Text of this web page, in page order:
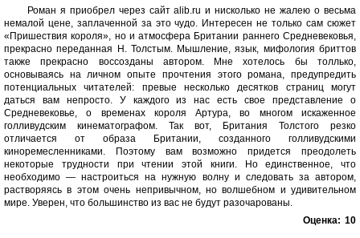
Роман я приобрел через сайт alib.ru и нисколько не жалею о весьма
немалой цене, заплаченной за это чудо. Интересен не только сам сюжет
«Пришествия короля», но и атмосфера Британии раннего Средневековья,
прекрасно переданная Н. Толстым. Мышление, язык, мифология бриттов
также прекрасно воссозданы автором. Мне хотелось бы толлько,
основываясь на личном опыте прочтения этого романа, предупредить
потенциальных читателей: превые несколько десятков страниц могут
даться вам непросто. У каждого из нас есть свое представление о
Средневековье, о временах короля Артура, во многом искаженное
голливудским кинематографом. Так вот, Британия Толстого резко
отличается от образа Британии, созданного голливудскими
киноремесленниками. Поэтому вам возможно придется преодолеть
некоторые трудности при чтении этой книги. Но единственное, что
необходимо — настроиться на нужную волну и следовать за автором,
растворяясь в этом очень непривычном, но волшебном и удивительном
мире. Уверен, что большинство из вас не будут разочарованы.
Оценка: 10